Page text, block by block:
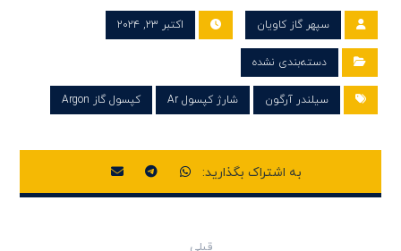
سپهر گاز کاویان اکتبر ۲۳, ۲۰۲۴
دسته‌بندی نشده
سیلندر آرگون شارژ کپسول Ar کپسول گاز Argon
قبلی